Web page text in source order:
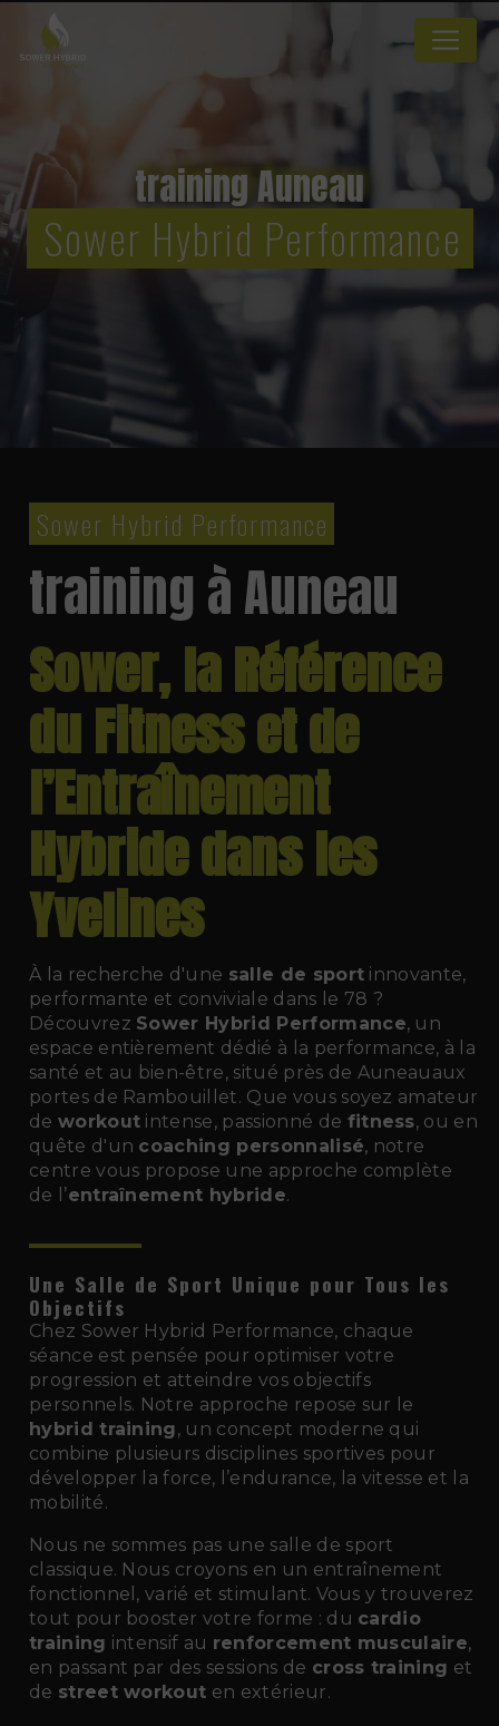
training Auneau
Sower Hybrid Performance
Sower Hybrid Performance
training à Auneau
Sower, la Référence
du Fitness et de
l’Entraînement
Hybride dans les
Yvelines
À la recherche d'une salle de sport innovante,
performante et conviviale dans le 78 ?
Découvrez Sower Hybrid Performance, un
espace entièrement dédié à la performance, à la
santé et au bien-être, situé près de Auneauaux
portes de Rambouillet. Que vous soyez amateur
de workout intense, passionné de fitness, ou en
quête d'un coaching personnalisé, notre
centre vous propose une approche complète
de l’entraînement hybride.
Une Salle de Sport Unique pour Tous les
Objectifs
Chez Sower Hybrid Performance, chaque
séance est pensée pour optimiser votre
progression et atteindre vos objectifs
personnels. Notre approche repose sur le
hybrid training, un concept moderne qui
combine plusieurs disciplines sportives pour
développer la force, l’endurance, la vitesse et la
mobilité.
Nous ne sommes pas une salle de sport
classique. Nous croyons en un entraînement
fonctionnel, varié et stimulant. Vous y trouverez
tout pour booster votre forme : du cardio
training intensif au renforcement musculaire,
en passant par des sessions de cross training et
de street workout en extérieur.